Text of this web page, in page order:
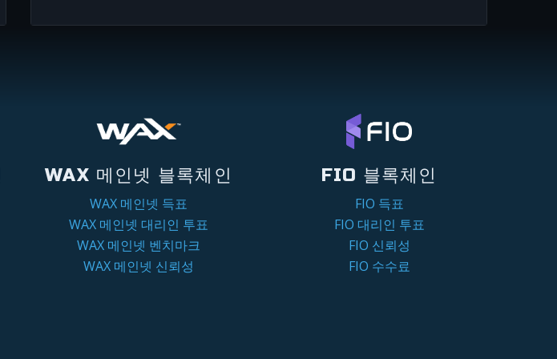
WAX 메인넷 블록체인
WAX 메인넷 득표
WAX 메인넷 대리인 투표
WAX 메인넷 벤치마크
WAX 메인넷 신뢰성
FIO 블록체인
FIO 득표
FIO 대리인 투표
FIO 신뢰성
FIO 수수료